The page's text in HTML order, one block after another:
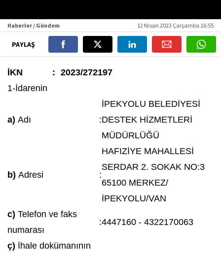
Haberler / Gündem 12 Nisan 2023 Çarşamba 16:55
PAYLAŞ
İKN : 2023/272197
1-İdarenin
a) Adı :
İPEKYOLU BELEDİYESİ
DESTEK HİZMETLERİ
MÜDÜRLÜĞÜ
b) Adresi :
HAFIZİYE MAHALLESİ
SERDAR 2. SOKAK NO:3
65100 MERKEZ/
İPEKYOLU/VAN
c) Telefon ve faks
numarası
:4447160 - 4322170063
ç) İhale dokümanının